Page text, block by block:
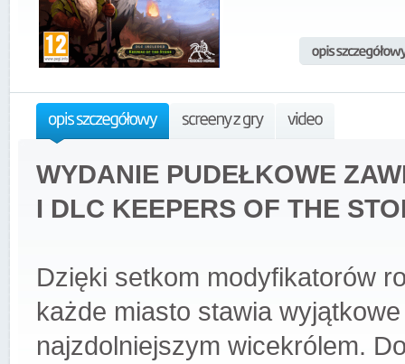
WYDANIE PUDEŁKOWE
I DLC KEEPERS OF THE
Dzięki setkom modyfikatorów
każde miasto stawia
najzdolniejszym wicekrólem.